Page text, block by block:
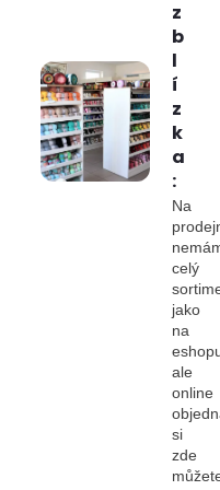
z
b
l
í
z
k
a
:
Na
celý
jako
na
ale
online
si
zde